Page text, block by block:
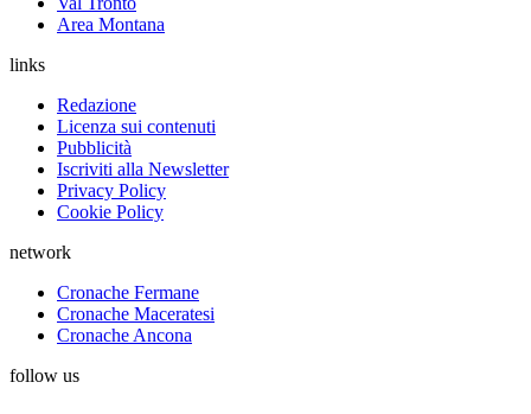
Area Montana
links
Redazione
Licenza sui contenuti
Pubblicità
Iscriviti alla Newsletter
Privacy Policy
Cookie Policy
network
Cronache Fermane
Cronache Maceratesi
Cronache Ancona
follow us